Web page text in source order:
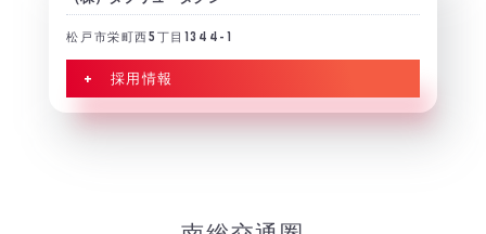
松戸市栄町西5丁目1344-1
+ 採用情報